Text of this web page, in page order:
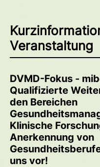
Veranstaltung
DVMD-Fokus -
Qualifizierte
den Bereichen
Klinische
Anerkennung von
uns vor!